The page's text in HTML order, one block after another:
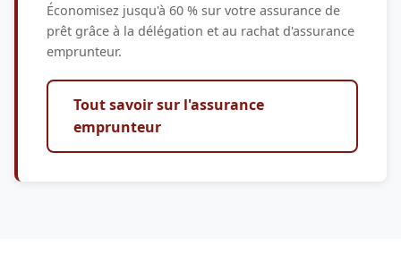
Économisez jusqu'à 60 % sur votre assurance de
prêt grâce à la délégation et au rachat d'assurance
emprunteur.
Tout savoir sur l'assurance
emprunteur